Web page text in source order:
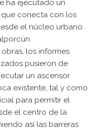
ha ejecutado un
conecta con los
el núcleo urbano
los informes
pusieron de
un ascensor
existente, tal y como
para permitir el
el centro de la
así las barreras